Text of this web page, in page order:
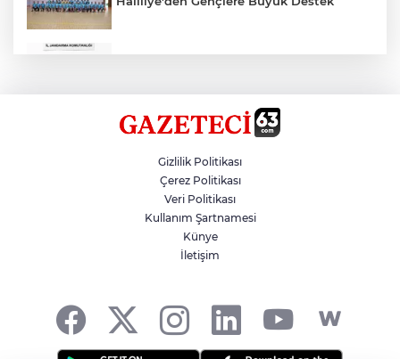
Hikmet Başak’tan Ulaşım Çalışması
Atatürk Bulvarında Asfalt Yenileniyor
Gizlilik Politikası
Çerez Politikası
Veri Politikası
Kullanım Şartnamesi
Künye
İletişim